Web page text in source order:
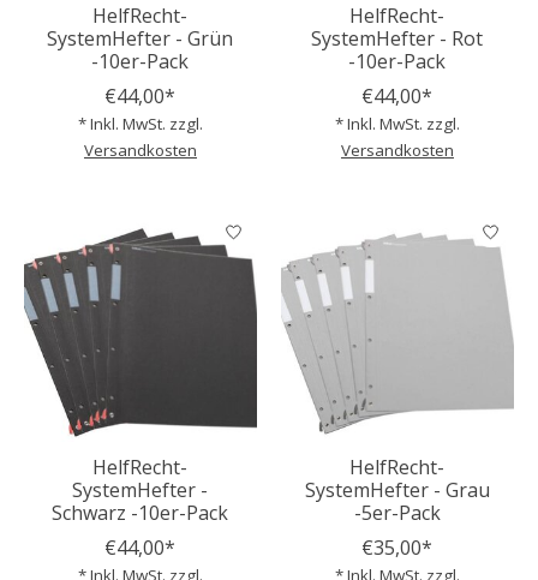
HelfRecht-
SystemHefter - Grün
-10er-Pack
€44,00*
* Inkl. MwSt. zzgl.
Versandkosten
HelfRecht-
SystemHefter - Rot
-10er-Pack
€44,00*
* Inkl. MwSt. zzgl.
Versandkosten
HelfRecht-
SystemHefter -
Schwarz -10er-Pack
€44,00*
HelfRecht-
SystemHefter - Grau
-5er-Pack
€35,00*